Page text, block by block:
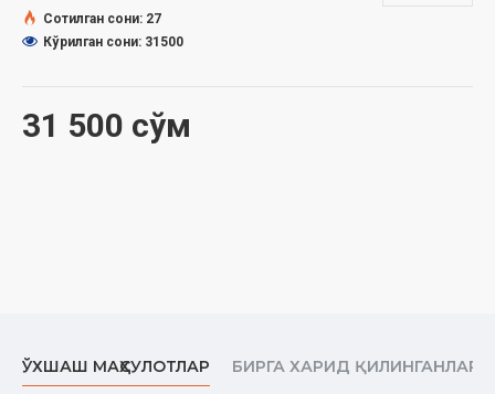
Сана:2018 йил
Ҳажми:312 бет
Муқоваси:қаттиқ
31 500 сўм
Сотилган сони: 27
Кўрилган сони: 31500
ЎХШАШ МАҲСУЛОТЛАР БИРГА ХАРИД ҚИЛИНГАНЛАР